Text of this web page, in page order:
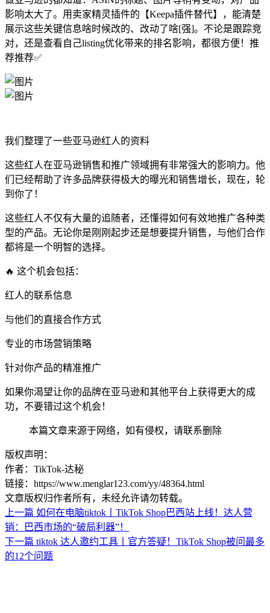
影响太大了。用卖家精灵插件的【Keepa插件替代】，能清楚
展示这些关键信息啥时候改的、改动了啥[强]。不论是跟踪竞
对，还是查看自己listing优化带来的排名影响，都很方便！推
荐推荐✅
我们整理了一些亚马逊红人的资料
这些红人在亚马逊销售和推广领域拥有非常强大的影响力。他
们已经帮助了许多品牌获得极大的曝光和销售增长，现在，轮
到你了！
这些红人不仅有大量的追随者，还懂得如何有效地推广各种类
型的产品。无论你是刚刚起步还是想要提升销售，与他们合作
都将是一个明智的选择。
🔥 这个机会包括：
红人的联系信息
与他们的直接合作方式
专业的市场营销策略
针对你产品的精准推广
如果你渴望让你的品牌在亚马逊和其他平台上获得更大的成
功，不要错过这个机会！
本篇文章来源于网络，如有侵权，请联系删除
版权声明：
作者：TikTok-达秘
链接：https://www.menglar123.com/yy/48364.html
文章版权归作者所有，未经允许请勿转载。
上一篇 如何在电脑tiktok丨TikTok Shop巴西站上线！达人营
销：巴西市场的“破局利器”！
下一篇 tiktok 达人邀约工具丨官方答疑！TikTok Shop被问最多
的12个问题